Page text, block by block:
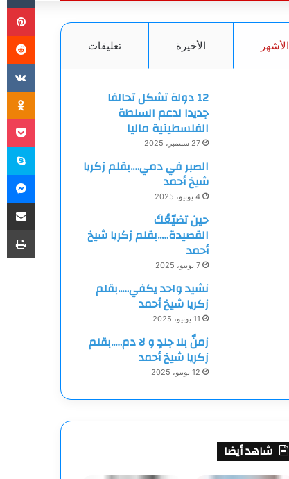
الأشهر الأخيرة تعليقات
12 دولة تشكل تحالفا
جديدا لدعم السلطة
الفلسطينية ماليا
27 سبتمبر، 2025
الصبر في دمي….بقلم زكريا
شيخ أحمد
4 يونيو، 2025
حين تضيّعُكَ
القصيدة…..بقلم زكريا شيخ
أحمد
7 يونيو، 2025
نشيد واحد يكفي…..بقلم
زكريا شيخ أحمد
11 يونيو، 2025
زمنٌ بلا جلدٍ و لا دم…..بقلم
زكريا شيخ أحمد
12 يونيو، 2025
شاهد أيضا